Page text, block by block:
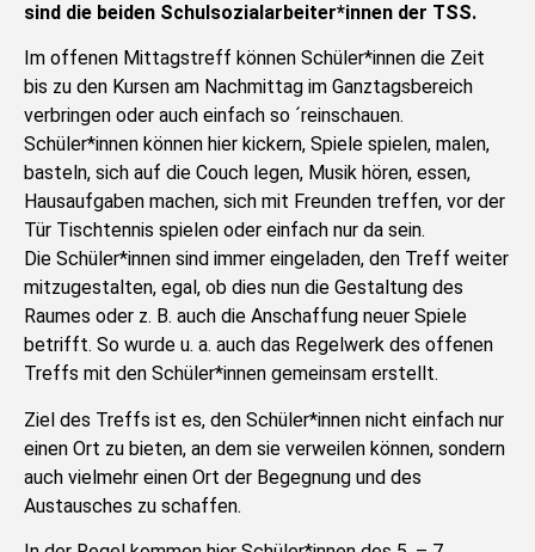
sind die beiden Schulsozialarbeiter*innen der TSS.
Im offenen Mittagstreff können Schüler*innen die Zeit
bis zu den Kursen am Nachmittag im Ganztagsbereich
verbringen oder auch einfach so ´reinschauen.
Schüler*innen können hier kickern, Spiele spielen, malen,
basteln, sich auf die Couch legen, Musik hören, essen,
Hausaufgaben machen, sich mit Freunden treffen, vor der
Tür Tischtennis spielen oder einfach nur da sein.
Die Schüler*innen sind immer eingeladen, den Treff weiter
mitzugestalten, egal, ob dies nun die Gestaltung des
Raumes oder z. B. auch die Anschaffung neuer Spiele
betrifft. So wurde u. a. auch das Regelwerk des offenen
Treffs mit den Schüler*innen gemeinsam erstellt.
Ziel des Treffs ist es, den Schüler*innen nicht einfach nur
einen Ort zu bieten, an dem sie verweilen können, sondern
auch vielmehr einen Ort der Begegnung und des
Austausches zu schaffen.